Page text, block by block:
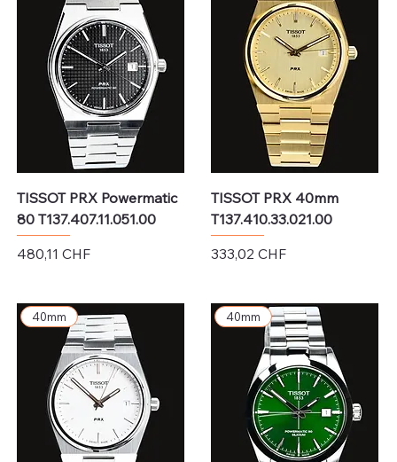
T-Touch, Le Locle und PRX, vereint Schweizer
Präzision mit modernem Design. Damit steht Tissot
sowohl im traditionellen als auch im zeitgenössischen
Uhrmacherhandwerk für Zuverlässigkeit und Stil.
TISSOT PRX Powermatic
80 T137.407.11.051.00
Preis
480,11 CHF
TISSOT PRX 40mm
T137.410.33.021.00
Preis
333,02 CHF
40mm 40mm